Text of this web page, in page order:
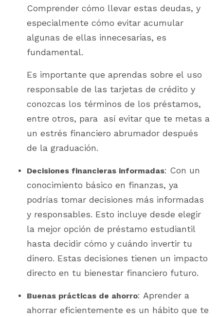
Comprender cómo llevar estas deudas, y
especialmente cómo evitar acumular
algunas de ellas innecesarias, es
fundamental.
Es importante que aprendas sobre el uso
responsable de las tarjetas de crédito y
conozcas los términos de los préstamos,
entre otros, para así evitar que te metas a
un estrés financiero abrumador después
de la graduación.
Decisiones financieras informadas: Con un
conocimiento básico en finanzas, ya
podrías tomar decisiones más informadas
y responsables. Esto incluye desde elegir
la mejor opción de préstamo estudiantil
hasta decidir cómo y cuándo invertir tu
dinero. Estas decisiones tienen un impacto
directo en tu bienestar financiero futuro.
Buenas prácticas de ahorro: Aprender a
ahorrar eficientemente es un hábito que te